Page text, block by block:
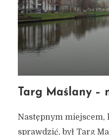
Targ Maślany –
Następnym miejscem,
sprawdzić, był Targ